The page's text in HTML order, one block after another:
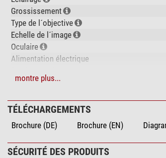
Grossissement
Type de l´objective
Echelle de l´image
Oculaire
Alimentation électrique
Type de construction
Mise au point
Platine porte-objet
montre plus...
TÉLÉCHARGEMENTS
Brochure (DE) Brochure (EN)
SÉCURITÉ DES PRODUITS